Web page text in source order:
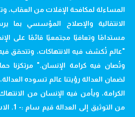
المساءلة لمكافحة الإفلات من العقاب،
الانتقالية والإصلاح المؤسسي بما
مستدامًا وتعافيًا مجتمعيًا قائمًا على
"عالم تُكشف فيه الانتهاكات، وتتحقق
وتُصان فيه كرامة الإنسان." مرتكزنا
لضمان العدالة رؤيتنا عالم تسوده
الكرامة، ويأمن فيه الإنسان من